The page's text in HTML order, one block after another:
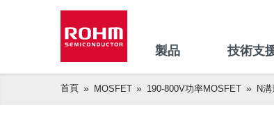
製品 技術支
首頁 MOSFET 190-800V功率MOSFET N